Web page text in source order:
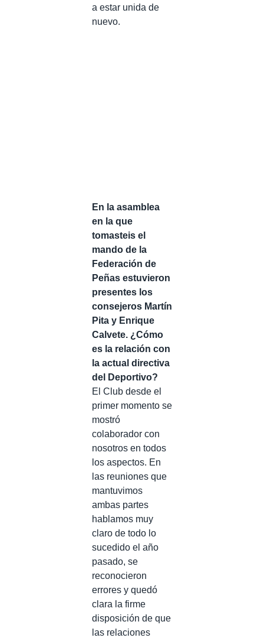
a estar unida de
nuevo.
En la asamblea
en la que
tomasteis el
mando de la
Federación de
Peñas estuvieron
presentes los
consejeros Martín
Pita y Enrique
Calvete. ¿Cómo
es la relación con
la actual directiva
del Deportivo?
El Club desde el
primer momento se
mostró
colaborador con
nosotros en todos
los aspectos. En
las reuniones que
mantuvimos
ambas partes
hablamos muy
claro de todo lo
sucedido el año
pasado, se
reconocieron
errores y quedó
clara la firme
disposición de que
las relaciones